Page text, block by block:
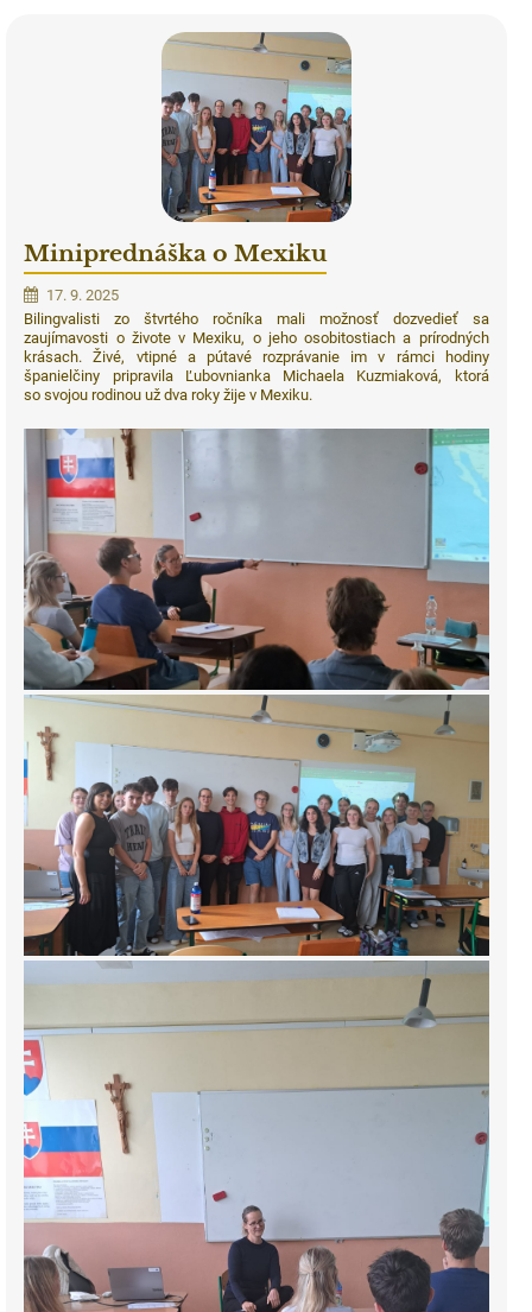
Miniprednáška o Mexiku
17. 9. 2025
Bilingvalisti zo štvrtého ročníka mali možnosť dozvedieť sa
zaujímavosti o živote v Mexiku, o jeho osobitostiach a prírodných
krásach. Živé, vtipné a pútavé rozprávanie im v rámci hodiny
španielčiny pripravila Ľubovnianka Michaela Kuzmiaková, ktorá
so svojou rodinou už dva roky žije v Mexiku.